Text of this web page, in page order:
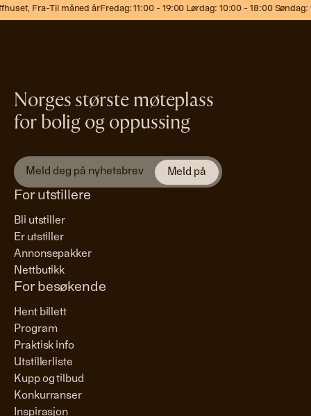
Fra-Til måned årFredag: 11:00 - 19:00 Lørdag: 10:00 - 18:00 Søndag:
Norges største møteplass
for bolig og oppussing
For utstillere
Bli utstiller
Er utstiller
Annonsepakker
Nettbutikk
For besøkende
Hent billett
Program
Praktisk info
Utstillerliste
Kupp og tilbud
Konkurranser
Inspirasjon